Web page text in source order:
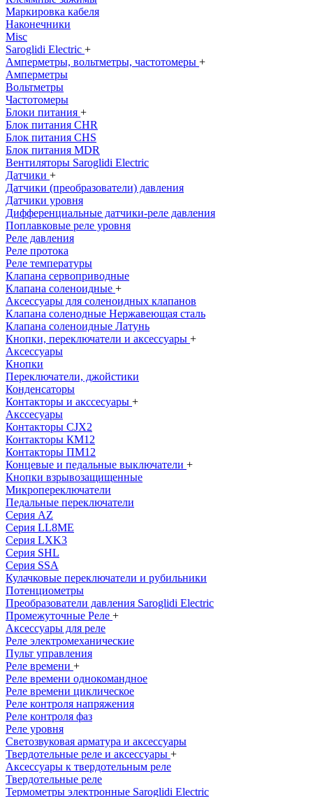
Маркировка кабеля
Наконечники
Misc
Saroglidi Electric +
Амперметры, вольтметры, частотомеры +
Амперметры
Вольтметры
Частотомеры
Блоки питания +
Блок питания CHR
Блок питания CHS
Блок питания MDR
Вентиляторы Saroglidi Electric
Датчики +
Датчики (преобразователи) давления
Датчики уровня
Дифференциальные датчики-реле давления
Поплавковые реле уровня
Реле давления
Реле протока
Реле температуры
Клапана сервоприводные
Клапана соленоидные +
Аксессуары для соленоидных клапанов
Клапана соленодные Нержавеющая сталь
Клапана соленоидные Латунь
Кнопки, переключатели и аксессуары +
Аксессуары
Кнопки
Переключатели, джойстики
Конденсаторы
Контакторы и акссесуары +
Акссесуары
Контакторы CJX2
Контакторы КМ12
Контакторы ПМ12
Концевые и педальные выключатели +
Кнопки взрывозащищенные
Микропереключатели
Педальные переключатели
Серия AZ
Серия LL8ME
Серия LXK3
Серия SHL
Серия SSA
Кулачковые переключатели и рубильники
Потенциометры
Преобразователи давления Saroglidi Electric
Промежуточные Реле +
Аксессуары для реле
Реле электромеханические
Пульт управления
Реле времени +
Реле времени однокомандное
Реле времени циклическое
Реле контроля напряжения
Реле контроля фаз
Реле уровня
Светозвуковая арматура и аксессуары
Твердотельные реле и аксессуары +
Аксессуары к твердотельным реле
Твердотельные реле
Термометры электронные Saroglidi Electric